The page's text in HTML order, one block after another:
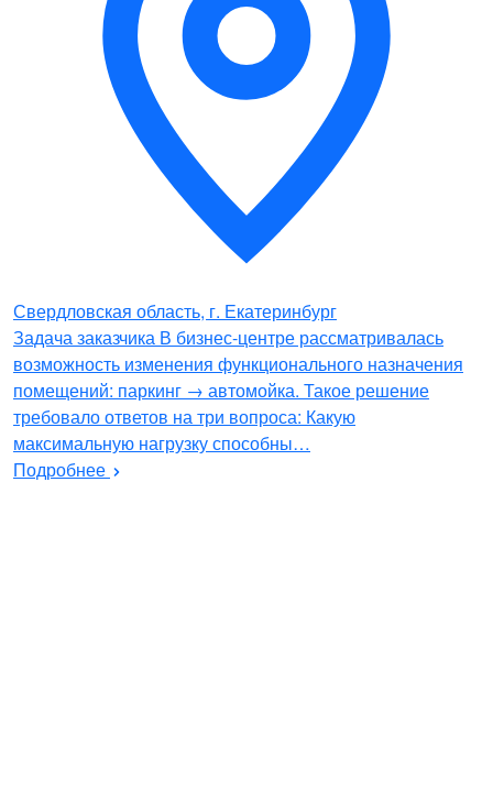
Свердловская область, г. Екатеринбург
Задача заказчика В бизнес-центре рассматривалась
возможность изменения функционального назначения
помещений: паркинг → автомойка. Такое решение
требовало ответов на три вопроса: Какую
максимальную нагрузку способны…
Подробнее